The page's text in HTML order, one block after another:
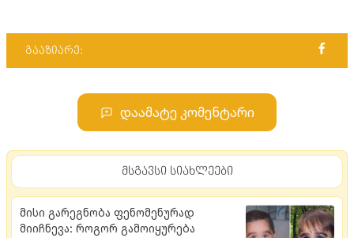
გააზიარე:
დაამატე კომენტარი
მსგავსი სიახლეები
მისი გარეგნობა ფენომენურად
მიიჩნევა: როგორ გამოიყურება